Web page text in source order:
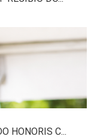
HONORIS C...